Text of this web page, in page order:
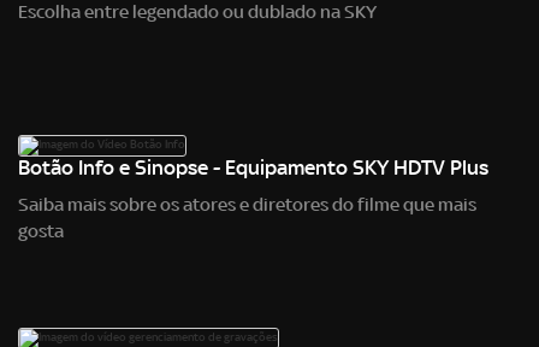
Escolha entre legendado ou dublado na SKY
Botão Info e Sinopse - Equipamento SKY HDTV Plus
Saiba mais sobre os atores e diretores do filme que mais
gosta